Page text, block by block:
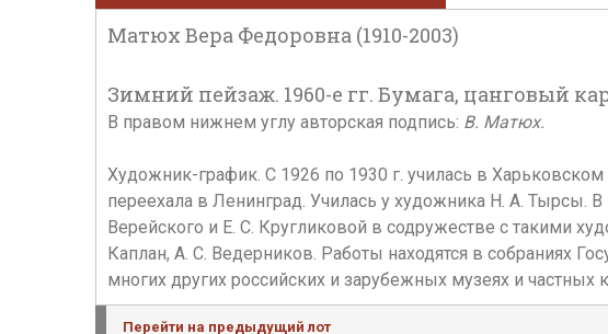
Матюх Вера Федоровна (1910-2003)
Зимний пейзаж. 1960-е гг. Бумага, цанговый
В правом нижнем углу авторская подпись: В. Матюх.
Художник-график. С 1926 по 1930 г. училась в
переехала в Ленинград. Училась у художника Н. А. Тырсы.
Верейского и Е. С. Кругликовой в содружестве с такими
Каплан, А. С. Ведерников. Работы находятся в собраниях
многих других российских и зарубежных музеях и частных
Перейти на предыдущий лот